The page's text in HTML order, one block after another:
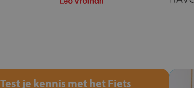
Test je kennis met het Fiets